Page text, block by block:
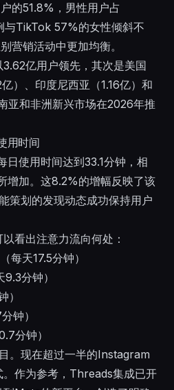
的51.8%，男性用户占
与TikTok 57%的女性倾斜不
营销活动中更加均衡。
亿用户领先，其次是美国
）、印度尼西亚（1.16亿）和
亚和非洲新兴市场在2026年推
用时间
日使用时间达到33.1分钟，相
增加。这8.2%的增幅反映了该
策划的发现动态成功保持用户
看出注意力流向何处：
每天17.5分钟）
分钟）
）
钟）
分钟）
。现在超过一半的Instagram
作为参考， Threads集成已开